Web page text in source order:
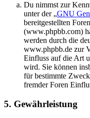
Du nimmst zur
unter der „GNU
bereitgestellten
(www.phpbb.com)
werden durch die
www.phpbb.de zur
Einfluss auf die Art
wird. Sie können
für bestimmte
fremder Foren
5. Gewährleistung